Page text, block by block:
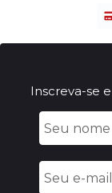
Inscreva-se